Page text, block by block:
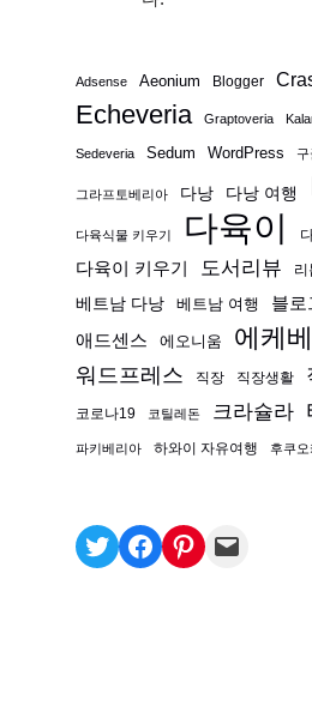
Adsense Aeonium Blogger
Echeveria Graptoveria
Sedeveria Sedum WordPress
그라프토베리아 다낭 다낭 여행
다육식물 키우기 다육이
다육이 키우기 도서리뷰 리
베트남 다낭
베트남 여행 블로
애드센스 에오니움 에케
워드프레스 직장 직장생활
코로나19 코틸레돈 크라슐라
파키베리아 하와이 자유여행 후쿠오